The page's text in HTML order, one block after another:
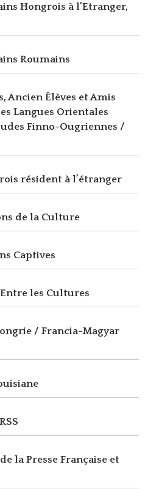
Hongrois à l’Etranger,
Roumains
Ancien Élèves et Amis
Langues Orientales
Finno-Ougriennes /
résident à l’étranger
de la Culture
Captives
les Cultures
/ Francia-Magyar
la Presse Française et